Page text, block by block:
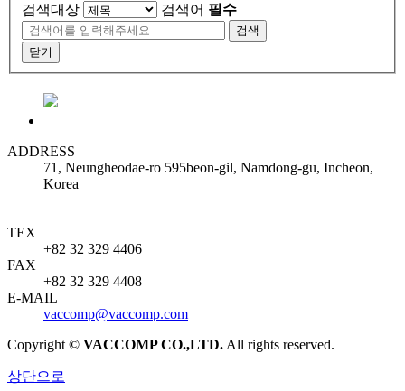
검색대상 검색어 필수
검색
닫기
ADDRESS
71, Neungheodae-ro 595beon-gil, Namdong-gu, Incheon,
Korea
TEX
+82 32 329 4406
FAX
+82 32 329 4408
E-MAIL
vaccomp@vaccomp.com
Copyright © VACCOMP CO.,LTD. All rights reserved.
상단으로